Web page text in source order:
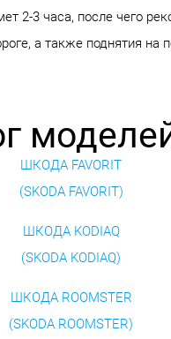
3 часа, после чего
а также поднятия на
ШКОДА FAVORIT
(SKODA FAVORIT)
ШКОДА KODIAQ
(SKODA KODIAQ)
ШКОДА ROOMSTER
(SKODA ROOMSTER)